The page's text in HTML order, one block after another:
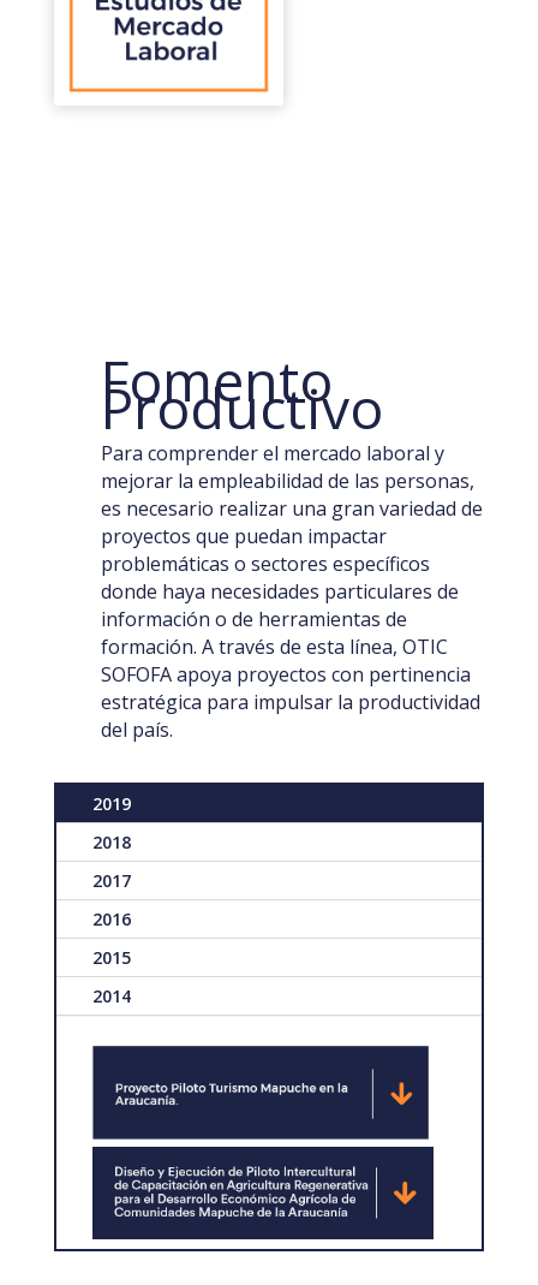
Fomento
Productivo
Para comprender el mercado laboral y
mejorar la empleabilidad de las personas,
es necesario realizar una gran variedad de
proyectos que puedan impactar
problemáticas o sectores específicos
donde haya necesidades particulares de
información o de herramientas de
formación. A través de esta línea, OTIC
SOFOFA apoya proyectos con pertinencia
estratégica para impulsar la productividad
del país.
2019
2018
2017
2016
2015
2014